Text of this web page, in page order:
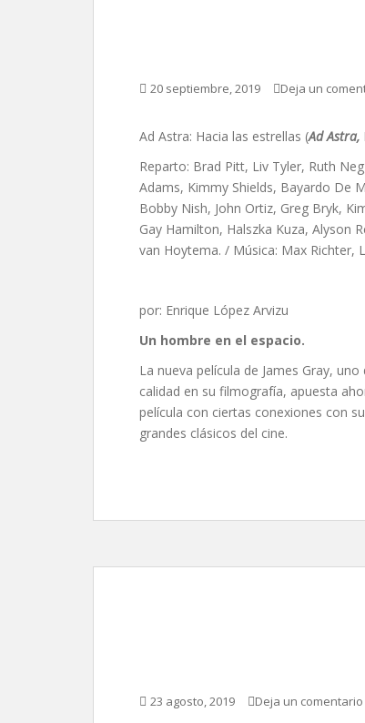
20 septiembre, 2019 Deja un
Ad Astra: Hacia las estrellas (Ad Astra,
Reparto: Brad Pitt, Liv Tyler, Ruth
Adams, Kimmy Shields, Bayardo De
Bobby Nish, John Ortiz, Greg Bryk,
Gay Hamilton, Halszka Kuza, Alyson
van Hoytema. / Música: Max Richter,
por: Enrique López Arvizu
Un hombre en el espacio.
La nueva película de James Gray,
calidad en su filmografía, apuesta
película con ciertas conexiones con
grandes clásicos del cine.
23 agosto, 2019 Deja un comentario